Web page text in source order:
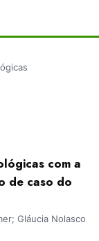
com a
de caso do
Gláucia Nolasco